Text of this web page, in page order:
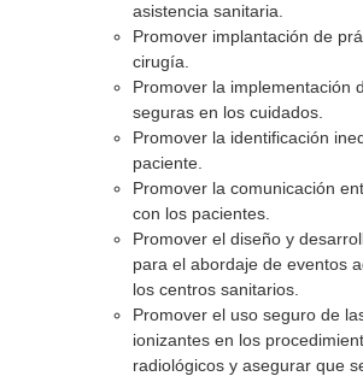
asistencia sanitaria.
Promover implantación de
cirugía.
Promover la implementación
seguras en los cuidados.
Promover la identificación
paciente.
Promover la comunicación
con los pacientes.
Promover el diseño y
para el abordaje de eventos
los centros sanitarios.
Promover el uso seguro de
ionizantes en los
radiológicos y asegurar que